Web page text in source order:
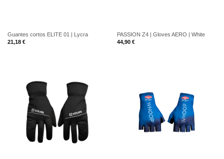
Guantes cortos ELITE 01 | Lycra
21,18 €
PASSION Z4 | Gloves AERO | White
44,90 €